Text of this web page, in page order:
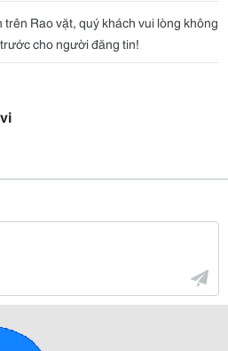
Rao vặt, quý khách vui lòng không
cho người đăng tin!